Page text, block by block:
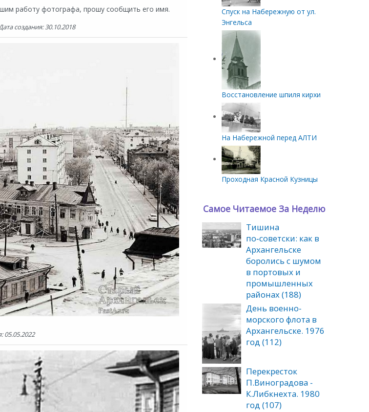
работу фотографа, прошу сообщить его имя.
создания: 30.10.2018
05.05.2022
Спуск на Набережную от ул.
Энгельса
Восстановление шпиля кирхи
На Набережной перед АЛТИ
Проходная Красной Кузницы
Самое Читаемое За Неделю
Тишина
по‑советски: как в
Архангельске
боролись с шумом
в портовых и
промышленных
районах (188)
День военно-
морского флота в
Архангельске. 1976
год (112)
Перекресток
П.Виноградова -
К.Либкнехта. 1980
год (107)